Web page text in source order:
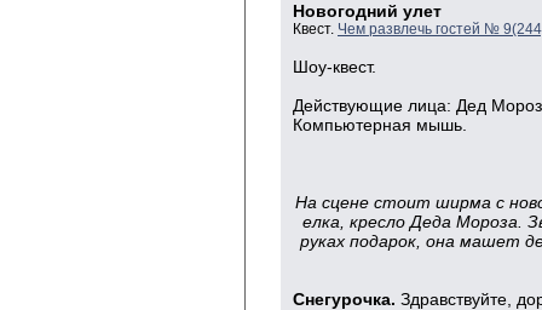
Новогодний улет
Квест. Чем развлечь гостей №
Шоу-квест.
Действующие лица: Дед
Компьютерная мышь.
На сцене стоит ширма с
елка, кресло Деда Мороза.
руках подарок, она машет
Снегурочка. Здравствуйте,